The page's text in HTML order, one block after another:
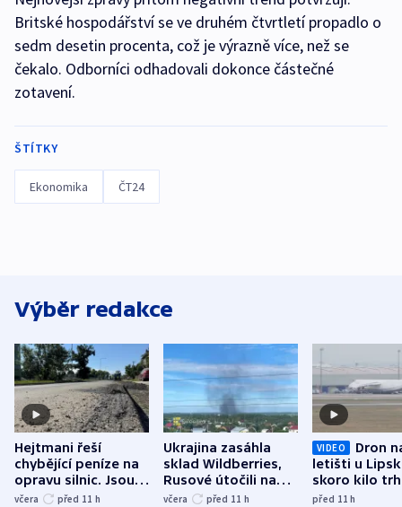
Britské hospodářství se ve druhém čtvrtletí propadlo o
sedm desetin procenta, což je výrazně více, než se
čekalo. Odborníci odhadovali dokonce částečné
zotavení.
ŠTÍTKY
Ekonomika ČT24
Výběr redakce
Hejtmani řeší
chybějící peníze na
opravu silnic. Jsou
nenárokové, namítá
včera před 11 h
Ukrajina zasáhla
sklad Wildberries,
Rusové útočili na
trh, hasiče či
včera před 11 h
VIDEO
Dron
letišti u
skoro kilo
indicie
před 11h